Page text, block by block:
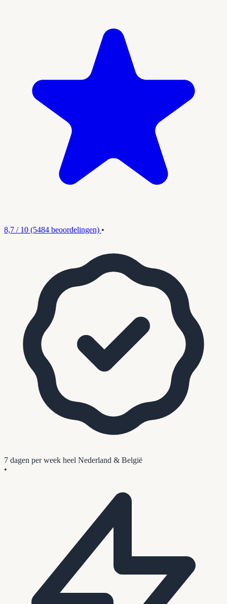
8,7 / 10 (5484 beoordelingen) •
7 dagen per week heel Nederland & België
•